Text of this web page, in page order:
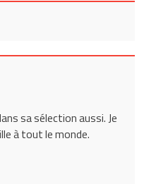
sa sélection aussi. Je
à tout le monde.